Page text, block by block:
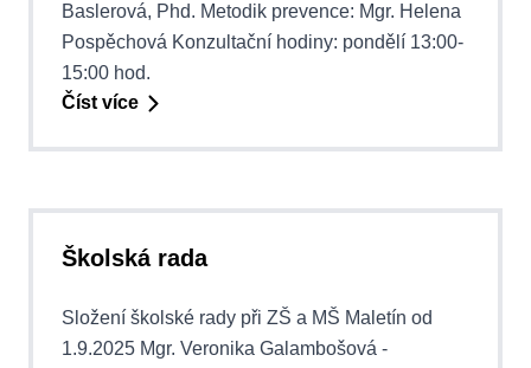
Baslerová, Phd. Metodik prevence: Mgr. Helena
Pospěchová Konzultační hodiny: pondělí 13:00-
15:00 hod.
Číst více
Školská rada
Složení školské rady při ZŠ a MŠ Maletín od
1.9.2025 Mgr. Veronika Galambošová -